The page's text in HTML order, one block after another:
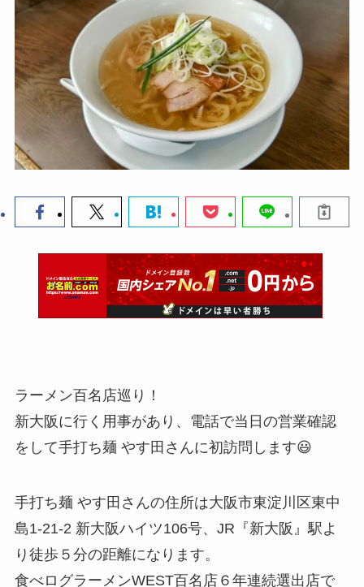
ラーメン百名店巡り！
新大阪に行く用事があり、電話で当日の営業確認
をして手打ち麺 やす田さんに初訪問します😃
手打ち麺 やす田さんの住所は大阪市東淀川区東中
島1-21-2 新大阪ハイツ106号、JR『新大阪』駅よ
り徒歩５分の距離になります。
食べログラーメンWEST百名店６年連続選出店で